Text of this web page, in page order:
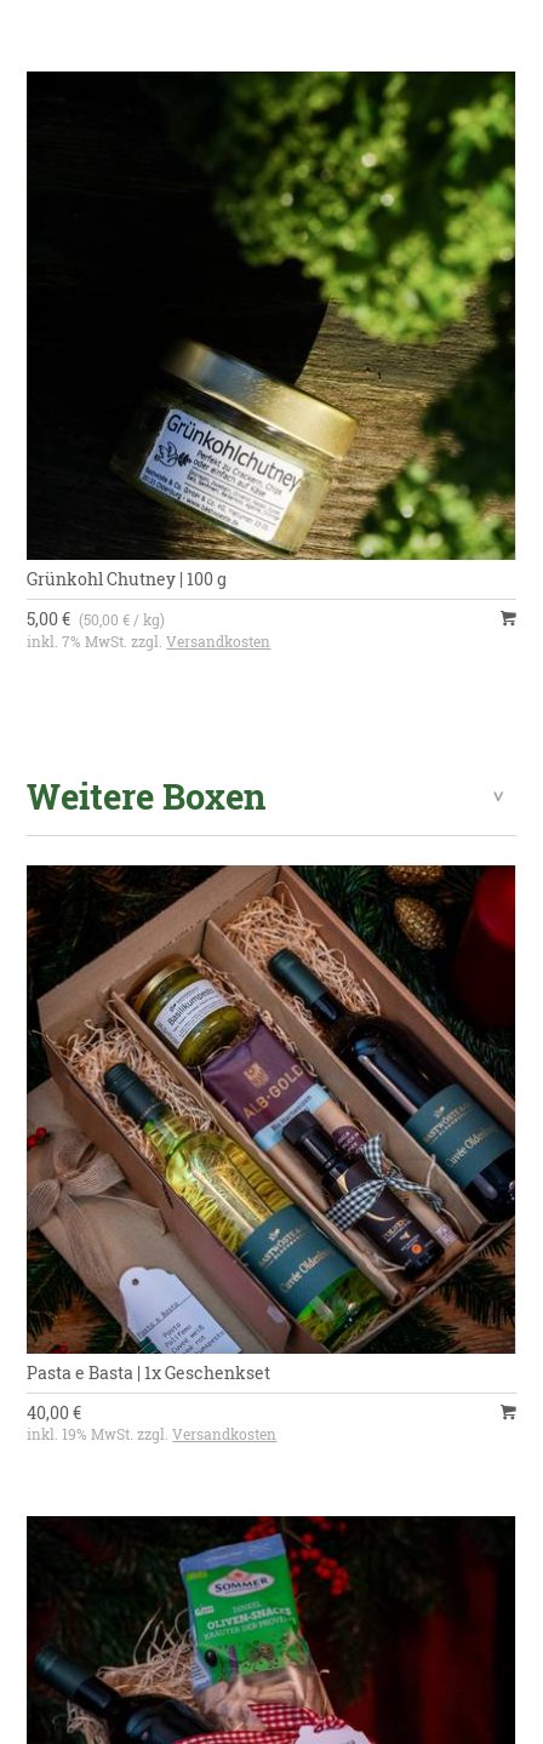
Grünkohl Chutney | 100 g
5,00 € (50,00 € / kg)
inkl. 7% MwSt. zzgl.Versandkosten
Weitere Boxen
Pasta e Basta | 1x Geschenkset
40,00 €
inkl. 19% MwSt. zzgl.Versandkosten